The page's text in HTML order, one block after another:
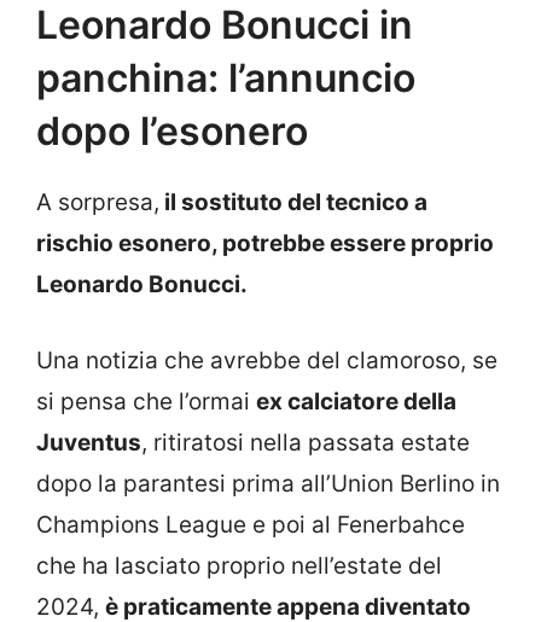
Leonardo Bonucci in
panchina: l’annuncio
dopo l’esonero
A sorpresa, il sostituto del tecnico a
rischio esonero, potrebbe essere proprio
Leonardo Bonucci.
Una notizia che avrebbe del clamoroso, se
si pensa che l’ormai ex calciatore della
Juventus, ritiratosi nella passata estate
dopo la parantesi prima all’Union Berlino in
Champions League e poi al Fenerbahce
che ha lasciato proprio nell’estate del
2024, è praticamente appena diventato